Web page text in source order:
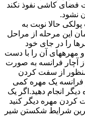
فضای کاشی نفوذ نکند
نشود.
حالا نوبت به
این مرحله از مراحل
را در جای خود
و مهرههای آن را با دست
آچار فرانسه به صورت
از سفت کردن
فرانسه یک مهره کمی
انجام دهید.اگر یک
مهره دیگر کنید
شرایط شکستن شیر